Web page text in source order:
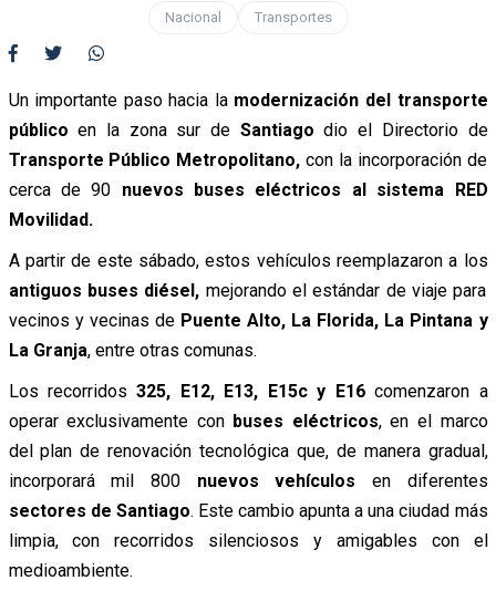
Nacional Transportes
Un importante paso hacia lamodernización del transporte
público en la zona sur de Santiago dio el Directorio de
Transporte Público Metropolitano,con la incorporación de
cerca de 90 nuevos buses eléctricos al sistema RED
Movilidad.
A partir de este sábado, estos vehículos reemplazaron a los
antiguos buses diésel, mejorando el estándar de viaje para
vecinos y vecinas dePuente Alto, La Florida, La Pintana y
La Granja, entre otras comunas.
Los recorridos325, E12, E13, E15c y E16comenzaron a
operar exclusivamente con buses eléctricos, en el marco
del plan de renovación tecnológica que, de manera gradual,
incorporará mil 800 nuevos vehículos en diferentes
sectores de Santiago. Este cambio apunta a una ciudad más
limpia, con recorridos silenciosos y amigables con el
medioambiente.